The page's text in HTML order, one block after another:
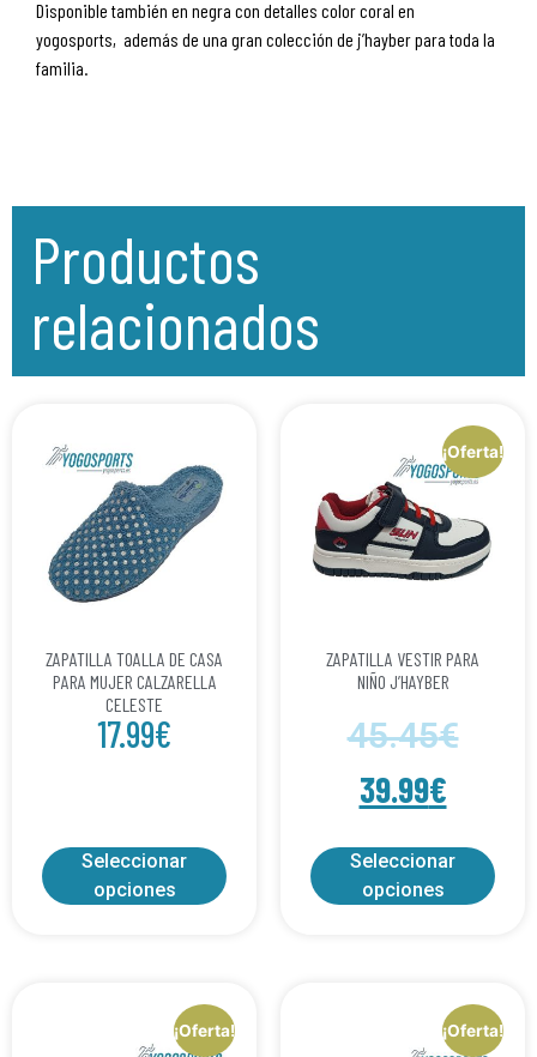
Disponible también en negra con detalles color coral en
yogosports, además de una gran colección de j’hayber para toda la
familia.
Productos
relacionados
ZAPATILLA TOALLA DE CASA
PARA MUJER CALZARELLA
CELESTE
17.99€
Seleccionar
opciones
¡Oferta!
ZAPATILLA VESTIR PARA
NIÑO J’HAYBER
45.45€
39.99€
Seleccionar
opciones
¡Oferta! ¡Oferta!